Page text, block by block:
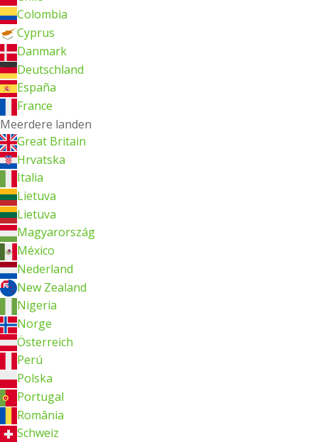
Colombia
Cyprus
Danmark
Deutschland
España
France
Meerdere landen
Great Britain
Hrvatska
Italia
Lietuva
Lietuva
Magyarország
México
Nederland
New Zealand
Nigeria
Norge
Österreich
Perú
Polska
Portugal
România
Schweiz